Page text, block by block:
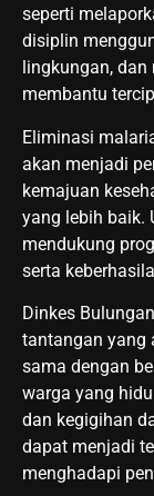
seperti
disiplin
lingkungan,
membantu
Eliminasi
akan menjadi
kemajuan
yang lebih baik.
mendukung
serta
Dinkes
tantangan yang
sama dengan
warga yang
dan kegigihan
dapat menjadi
menghadapi